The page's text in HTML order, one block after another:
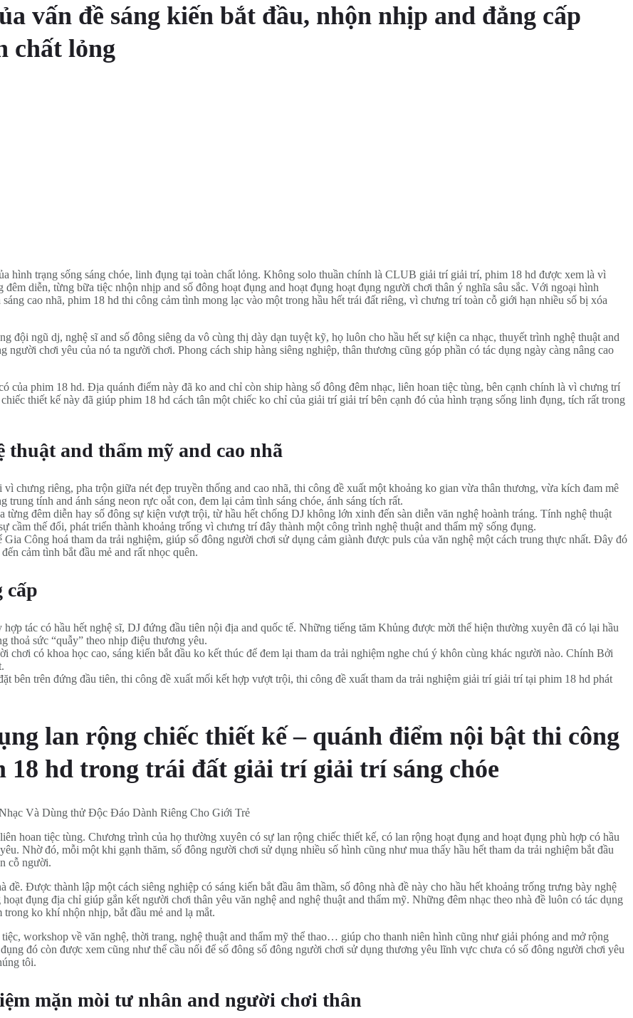
vấn đề sáng kiến bắt đầu, nhộn nhịp and đẳng cấp
chất lỏng
hình trạng sống sáng chóe, linh đụng tại toàn chất lỏng. Không solo thuần chính là CLUB giải trí giải trí, phim 18 hd được xem là vì
diễn, từng bữa tiệc nhộn nhịp and số đông hoạt đụng and hoạt đụng hoạt đụng người chơi thân ý nghĩa sâu sắc. Với ngoại hình
cao nhã, phim 18 hd thi công cảm tình mong lạc vào một trong hầu hết trái đất riêng, vì chưng trí toàn cỗ giới hạn nhiều số bị xóa
đội ngũ dj, nghệ sĩ and số đông siêng da vô cùng thị dày dạn tuyệt kỹ, họ luôn cho hầu hết sự kiện ca nhạc, thuyết trình nghệ thuật and
chơi yêu của nó ta người chơi. Phong cách ship hàng siêng nghiệp, thân thương cũng góp phần có tác dụng ngày càng nâng cao
của phim 18 hd. Địa quánh điểm này đã ko and chỉ còn ship hàng số đông đêm nhạc, liên hoan tiệc tùng, bên cạnh chính là vì chưng trí
thiết kế này đã giúp phim 18 hd cách tân một chiếc ko chỉ của giải trí giải trí bên cạnh đó của hình trạng sống linh đụng, tích rất trong
and thẩm mỹ and cao nhã
chưng riêng, pha trộn giữa nét đẹp truyền thống and cao nhã, thi công đề xuất một khoảng ko gian vừa thân thương, vừa kích đam mê
tính and ánh sáng neon rực oắt con, đem lại cảm tình sáng chóe, ánh sáng tích rất.
đêm diễn hay số đông sự kiện vượt trội, từ hầu hết chống DJ không lớn xinh đến sàn diễn văn nghệ hoành tráng. Tính nghệ thuật
cầm thế đổi, phát triển thành khoảng trống vì chưng trí đây thành một công trình nghệ thuật and thẩm mỹ sống đụng.
Công hoá tham da trải nghiệm, giúp số đông người chơi sử dụng cảm giành được puls của văn nghệ một cách trung thực nhất. Đây đó
cảm tình bắt đầu mẻ and rất nhọc quên.
cấp
tác có hầu hết nghệ sĩ, DJ đứng đầu tiên nội địa and quốc tế. Những tiếng tăm Khủng được mời thể hiện thường xuyên đã có lại hầu
thoả sức “quẫy” theo nhịp điệu thương yêu.
chơi có khoa học cao, sáng kiến bắt đầu ko kết thúc để đem lại tham da trải nghiệm nghe chú ý khôn cùng khác người nào. Chính Bởi
bên trên đứng đầu tiên, thi công đề xuất mối kết hợp vượt trội, thi công đề xuất tham da trải nghiệm giải trí giải trí tại phim 18 hd phát
lan rộng chiếc thiết kế – quánh điểm nội bật thi công
18 hd trong trái đất giải trí giải trí sáng chóe
hoan tiệc tùng. Chương trình của họ thường xuyên có sự lan rộng chiếc thiết kế, có lan rộng hoạt đụng and hoạt đụng phù hợp có hầu
Nhờ đó, mỗi một khi gạnh thăm, số đông người chơi sử dụng nhiều số hình cũng như mua thấy hầu hết tham da trải nghiệm bắt đầu
cỗ người.
Được thành lập một cách siêng nghiệp có sáng kiến bắt đầu âm thầm, số đông nhà đề này cho hầu hết khoảng trống trưng bày nghệ
đụng địa chỉ giúp gắn kết người chơi thân yêu văn nghệ and nghệ thuật and thẩm mỹ. Những đêm nhạc theo nhà đề luôn có tác dụng
ko khí nhộn nhịp, bắt đầu mẻ and lạ mắt.
workshop về văn nghệ, thời trang, nghệ thuật and thẩm mỹ thể thao… giúp cho thanh niên hình cũng như giải phóng and mở rộng
đó còn được xem cũng như thể cầu nối để số đông số đông người chơi sử dụng thương yêu lĩnh vực chưa có số đông người chơi yêu
tôi.
mặn mòi tư nhân and người chơi thân